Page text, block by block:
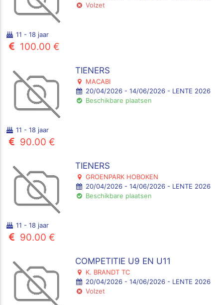
Volzet
11 - 18 jaar
100.00 €
TIENERS
MACABI
20/04/2026 - 14/06/2026 - LENTE 2026
Beschikbare plaatsen
11 - 18 jaar
90.00 €
TIENERS
GROENPARK HOBOKEN
20/04/2026 - 14/06/2026 - LENTE 2026
Beschikbare plaatsen
11 - 18 jaar
90.00 €
COMPETITIE U9 EN U11
K. BRANDT TC
20/04/2026 - 14/06/2026 - LENTE 2026
Volzet